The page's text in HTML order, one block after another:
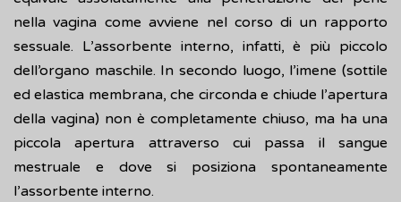
nella vagina come avviene nel corso di un rapporto
sessuale. L’assorbente interno, infatti, è più piccolo
dell’organo maschile. In secondo luogo, l’imene (sottile
ed elastica membrana, che circonda e chiude l’apertura
della vagina) non è completamente chiuso, ma ha una
piccola apertura attraverso cui passa il sangue
mestruale e dove si posiziona spontaneamente
l’assorbente interno.